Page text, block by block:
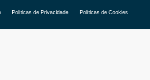
Políticas de Privacidade Políticas de Cookies